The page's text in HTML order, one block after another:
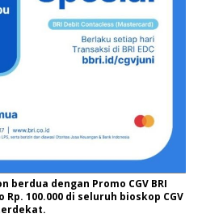
dengan Promo CGV BRI
Rp. 100.000 di seluruh bioskop CGV